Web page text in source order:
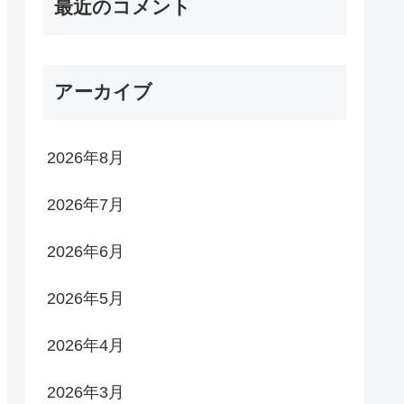
最近のコメント
アーカイブ
2026年8月
2026年7月
2026年6月
2026年5月
2026年4月
2026年3月